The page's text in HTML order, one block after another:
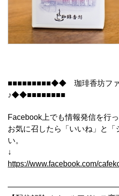
■■■■■■■■■◆◆ 珈琲香坊ファ
♪◆◆■■■■■■■■
Facebook上でも情報発信を行っ
お気に召したら「いいね」と「
い。
↓
https://www.facebook.com/